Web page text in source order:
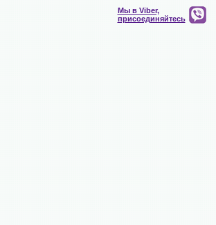
Мы в Viber,
присоединяйтесь